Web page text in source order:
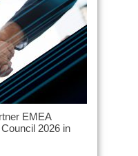
EMEA
2026 in